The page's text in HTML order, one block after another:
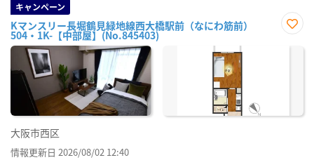
キャンペーン
Kマンスリー長堀鶴見緑地線西大橋駅前（なにわ筋前）
504・1K-【中部屋】(No.845403)
に入
大阪市西区
情報更新日 2026/08/02 12:40